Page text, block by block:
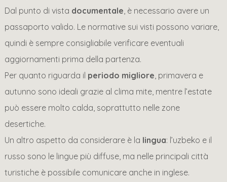
Dal punto di vista documentale , è necessario avere un
passaporto valido. Le normative sui visti possono variare,
quindi è sempre consigliabile verificare eventuali
aggiornamenti prima della partenza.
Per quanto riguarda il periodo migliore , primavera e
autunno sono ideali grazie al clima mite, mentre l’estate
può essere molto calda, soprattutto nelle zone
desertiche.
Un altro aspetto da considerare è la lingua: l’uzbeko e il
russo sono le lingue più diffuse, ma nelle principali città
turistiche è possibile comunicare anche in inglese.